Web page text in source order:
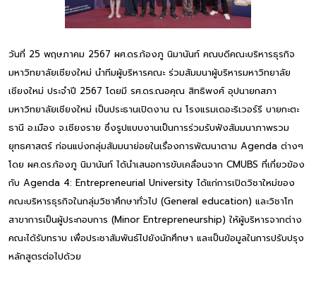
วันที่ 25 พฤษภาคม 2567 ผศ.ดร.ก้องภู นิมานันท์ คณบดีคณะบริหารธุรกิจ
มหาวิทยาลัยเชียงใหม่ นำทีมผู้บริหารคณะ ร่วมสัมมนาผู้บริหารมหาวิทยาลัย
เชียงใหม่ ประจำปี 2567 โดยมี รศ.ดร.ณอคุณ สิทธิพงศ์ อุปนายกสภา
มหาวิทยาลัยเชียงใหม่ เป็นประธานเปิดงาน ณ โรงแรมเดอะริเวอร์รี บายกะตะ
ธานี อ.เมือง จ.เชียงราย ซึ่งรูปแบบงานเป็นการร่วมรับฟังสัมมนาภาพรวม
ยุทธศาสตร์ ก่อนแบ่งกลุ่มสัมมนาย่อยในเรื่องการพัฒนาตาม Agenda ต่างๆ
โดย ผศ.ดร.ก้องภู นิมานันท์ ได้นำเสนอการขับเคลื่อนจาก CMUBS ที่เกี่ยวข้อง
กับ Agenda 4: Entrepreneurial University ได้แก่การเปิดวิชาใหม่ของ
คณะบริหารธุรกิจในกลุ่มวิชาศึกษาทั่วไป (General education) และวิชาโท
สาขาการเป็นผู้ประกอบการ (Minor Entrepreneurship) ให้ผู้บริหารจากต่าง
คณะได้รับทราบ เพื่อประชาสัมพันธ์ไปยังนักศึกษา และเป็นข้อมูลในการปรับปรุง
หลักสูตรต่อไปด้วย